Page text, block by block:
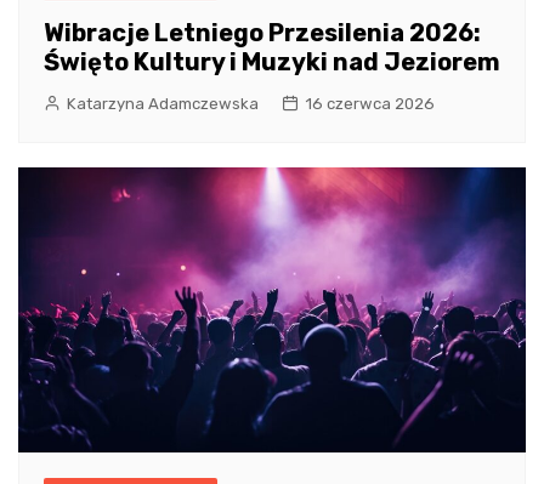
Wibracje Letniego Przesilenia 2026:
Święto Kultury i Muzyki nad Jeziorem
Katarzyna Adamczewska 16 czerwca 2026